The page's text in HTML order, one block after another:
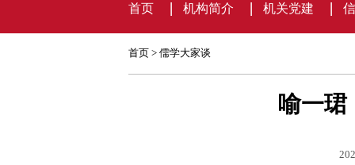
首页 机构简介 机关党建
首页> 儒学大家谈
喻一珺